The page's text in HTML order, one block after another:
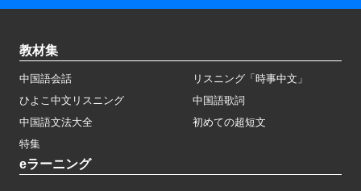
教材集
中国語会話
リスニング「時事中文」
ひよこ中文リスニング
中国語歌詞
中国語文法大全
初めての超短文
特集
eラーニング